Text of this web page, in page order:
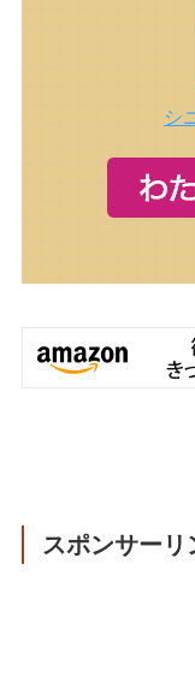
シ
スポンサーリ